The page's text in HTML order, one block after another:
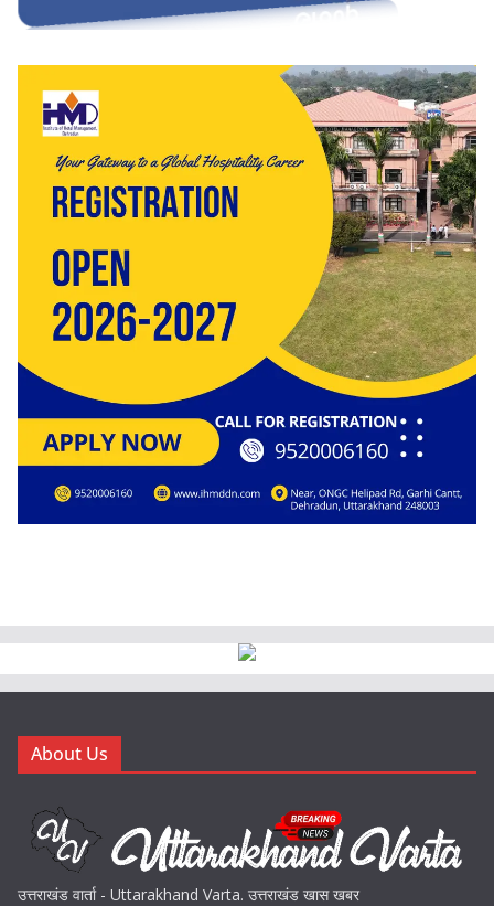
About Us
उत्तराखंड वार्ता - Uttarakhand Varta. उत्तराखंड खास खबर